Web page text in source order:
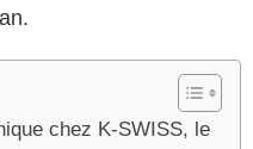
chez K-SWISS, le